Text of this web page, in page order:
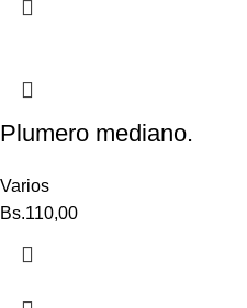
Plumero mediano.
Varios
Bs.110,00